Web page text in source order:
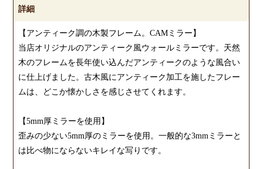
詳細
【アンティーク調の木製フレーム。CAMミラー】
当店オリジナルのアンティーク風ウォールミラーです。天然
木のフレームを長年使い込んだアンティークのような風合い
に仕上げました。古木風にアンティーク加工を施したフレー
ムは、どこか懐かしさを感じさせてくれます。
【5mm厚ミラーを使用】
歪みの少ない5mm厚のミラーを使用。一般的な3mmミラーと
は比べ物にならないキレイな写りです。